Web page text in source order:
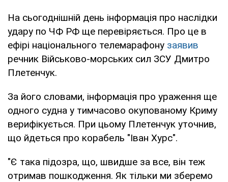
На сьогоднішній день інформація про наслідки
удару по ЧФ РФ ще перевіряється. Про це в
ефірі національного телемарафону заявив
речник Військово-морських сил ЗСУ Дмитро
Плетенчук.
За його словами, інформація про ураження ще
одного судна у тимчасово окупованому Криму
верифікується. При цьому Плетенчук уточнив,
що йдеться про корабель "Іван Хурс".
"Є така підозра, що, швидше за все, він теж
отримав пошкодження. Як тільки ми зберемо